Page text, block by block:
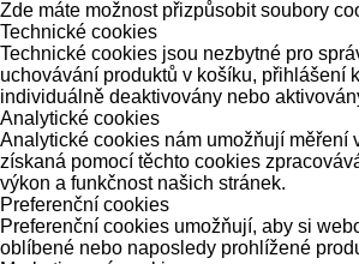
Zde máte možnost přizpůsobit soubory
Technické cookies
Technické cookies jsou nezbytné pro
uchovávání produktů v košíku, přihlášení
individuálně deaktivovány nebo
Analytické cookies
Analytické cookies nám umožňují měření
získaná pomocí těchto cookies
výkon a funkčnost našich stránek.
Preferenční cookies
Preferenční cookies umožňují, aby si
oblíbené nebo naposledy prohlížené